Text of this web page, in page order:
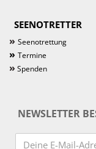
SEENOTRETTER
» Seenotrettung
» Termine
» Spenden
NEWSLETTER